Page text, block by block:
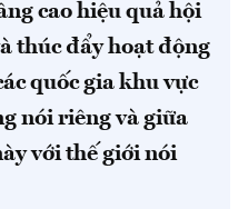
cao hiệu quả hội
thúc đẩy hoạt động
quốc gia khu vực
nói riêng và giữa
với thế giới nói